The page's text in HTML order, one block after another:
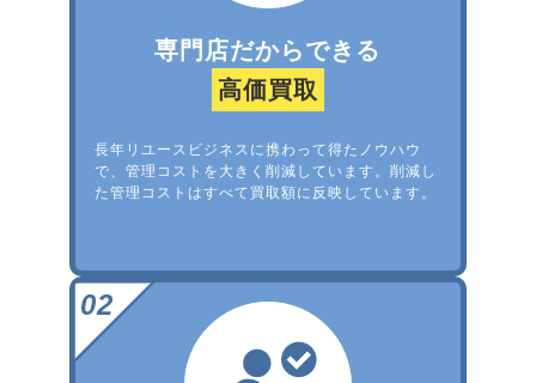
専門店だからできる
高価買取
長年リユースビジネスに携わって得たノウハウ
で、管理コストを大きく削減しています。削減し
た管理コストはすべて買取額に反映しています。